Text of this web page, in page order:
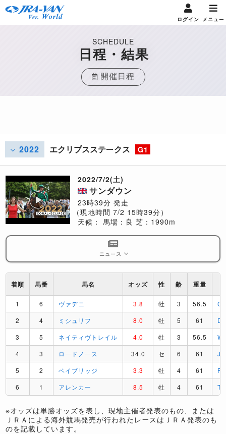
ログイン メニュー
SCHEDULE
日程・結果
開催日程
2022 エクリプスステークス G1
2022/7/2(土)
サンダウン
23時39分 発走
（現地時間 7/2 15時39分）
天候： 馬場：良 芝：1990m
ニュース
着順 馬番 馬名 オッズ 性 齢 重量
1 6 ヴァデニ 3.8 牡 3 56.5
C
2
4 ミシュリフ 8.0 牡 5 61
D
3
5 ネイティヴトレイル 4.0 牡 3 56.5
W
4
3 ロードノース 34.0 セ 6 61
J
5
2 ベイブリッジ 3.3 牡 4 61
R
6
1 アレンカー 8.5 牡 4 61 T
※オッズは単勝オッズを表し、現地主催者発表のもの、または
ＪＲＡによる海外競馬発売が行われたレースはＪＲＡ発表のも
のを記載しています。